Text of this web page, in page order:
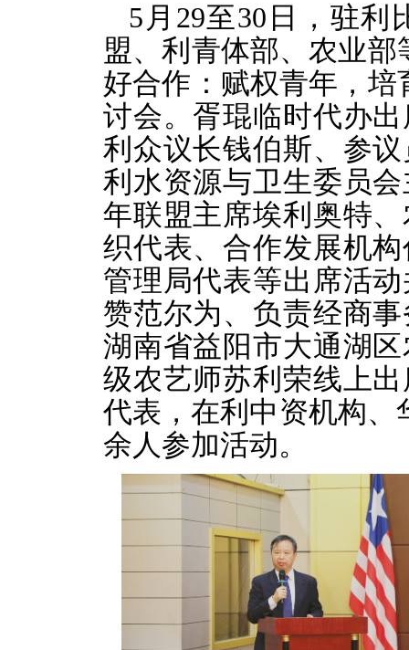
5月29至30日，驻利
盟、利青体部、农业
好合作：赋权青年，培
讨会。胥琨临时代办
利众议长钱伯斯、参
利水资源与卫生委员
年联盟主席埃利奥特
织代表、合作发展机
管理局代表等出席活
赞范尔为、负责经商
湖南省益阳市大通湖
级农艺师苏利荣线上
代表，在利中资机构、
余人参加活动。